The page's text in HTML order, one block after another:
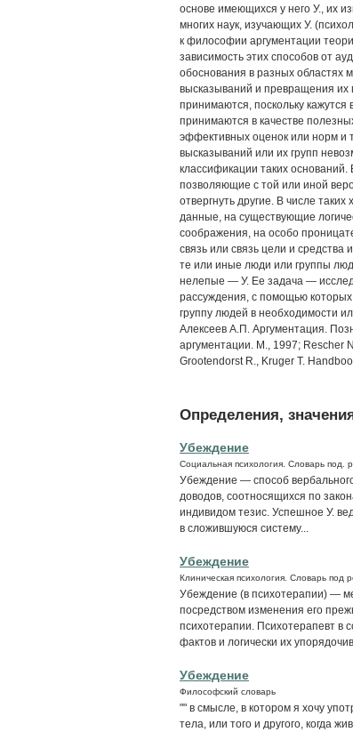
основе имеющихся у него У., их
многих наук, изучающих У.
к философии аргументации
зависимость этих способов от
обоснования в разных областях
высказываний и превращения их
принимаются, поскольку
принимаются в качестве
эффективных оценок или норм и
высказываний или их групп
классификации таких
позволяющие с той или иной
отвергнуть другие. В числе
данные, на существующие
соображения, на особо
связь или связь цели и средства
те или иные люди или группы
нелепые — У. Ее задача —
рассуждения, с помощью
группу людей в необходимости
Алексеев А.П. Аргументация.
аргументации. М., 1997; Rescher
Grootendorst R., Kruger T.
Определения,
Убеждение
Социальная психология. Словарь под.
Убеждение — способ
доводов, соотносящихся по
индивидом тезис. Успешное У.
в сложившуюся систему...
Убеждение
Клиническая психология. Словарь под
Убеждение (в психотерапии) —
посредством изменения его
психотерапии. Психотерапевт в
фактов и логически их
Убеждение
Философский словарь
"" в смысле, в котором я хочу
тела, или того и другого, когда